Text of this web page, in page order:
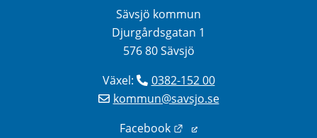
Sävsjö kommun
Djurgårdsgatan 1
576 80 Sävsjö
Växel:
0382-152 00
kommun@savsjo.se
Facebook
Länk till annan